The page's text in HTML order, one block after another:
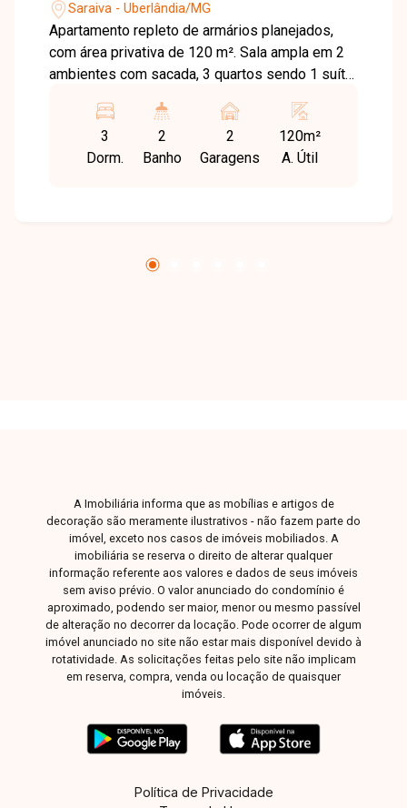
Saraiva - Uberlândia/MG
Apartamento repleto de armários planejados,
com área privativa de 120 m². Sala ampla em 2
ambientes com sacada, 3 quartos sendo 1 suíte
área de serviço. 2 vagas de garagem
independentes com box. Em prédio com
elevador, água e gás canalizados.
3
Dorm.
2
Banho
2
Garagens
120m²
A. Útil
A Imobiliária informa que as mobílias e artigos de
decoração são meramente ilustrativos - não fazem parte do
imóvel, exceto nos casos de imóveis mobiliados. A
imobiliária se reserva o direito de alterar qualquer
informação referente aos valores e dados de seus imóveis
sem aviso prévio. O valor anunciado do condomínio é
aproximado, podendo ser maior, menor ou mesmo passível
de alteração no decorrer da locação. Pode ocorrer de algum
imóvel anunciado no site não estar mais disponível devido à
rotatividade. As solicitações feitas pelo site não implicam
em reserva, compra, venda ou locação de quaisquer
imóveis.
Política de Privacidade